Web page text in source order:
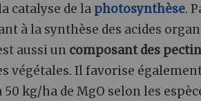
catalyse de la photosynthèse.
à la synthèse des acides
aussi un composant des
végétales. Il favorise
kg/ha de MgO selon les